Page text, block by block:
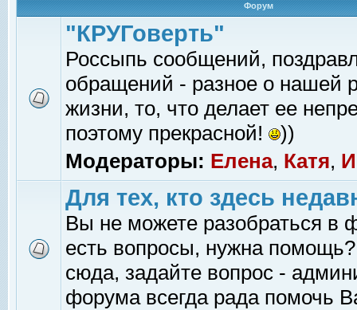
Форум
"КРУГоверть"
Россыпь сообщений,
обращений - разное о нашей
жизни, то, что делает ее
поэтому прекрасной!
))
Модераторы: Елена, Катя,
Для тех, кто здесь
Вы не можете разобраться в
есть вопросы, нужна помощь?
сюда, задайте вопрос -
форума всегда рада помочь